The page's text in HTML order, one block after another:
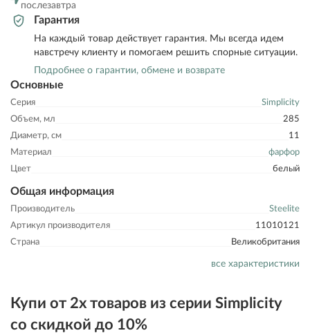
Основные
Серия
Simplicity
Объем, мл
285
Диаметр, см
11
Материал
фарфор
Цвет
белый
Общая информация
Производитель
Steelite
Артикул производителя
11010121
Страна
Великобритания
все характеристики
послезавтра
Гарантия
На каждый товар действует гарантия. Мы всегда идем
навстречу клиенту и помогаем решить спорные ситуации.
Подробнее о гарантии, обмене и возврате
Купи от 2х товаров из серии Simplicity
со скидкой до 10%